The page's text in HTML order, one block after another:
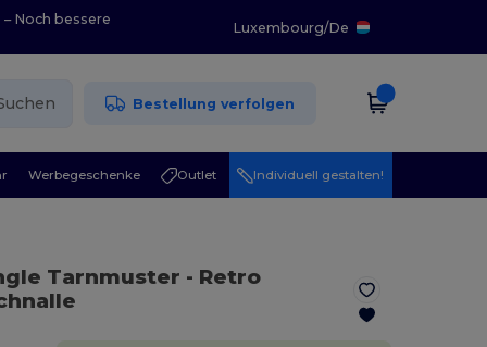
Noch bessere
Luxembourg/De
Bestellung verfolgen
Werbegeschenke Outlet Individuell gestalten!
Tarnmuster - Retro